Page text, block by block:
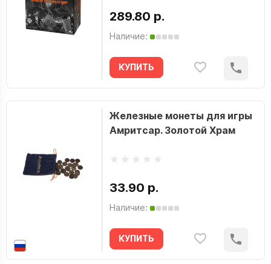
289.80 р.
Наличие:
КУПИТЬ
Железные монеты для игры
Амритсар. Золотой Храм
33.90 р.
Наличие:
КУПИТЬ